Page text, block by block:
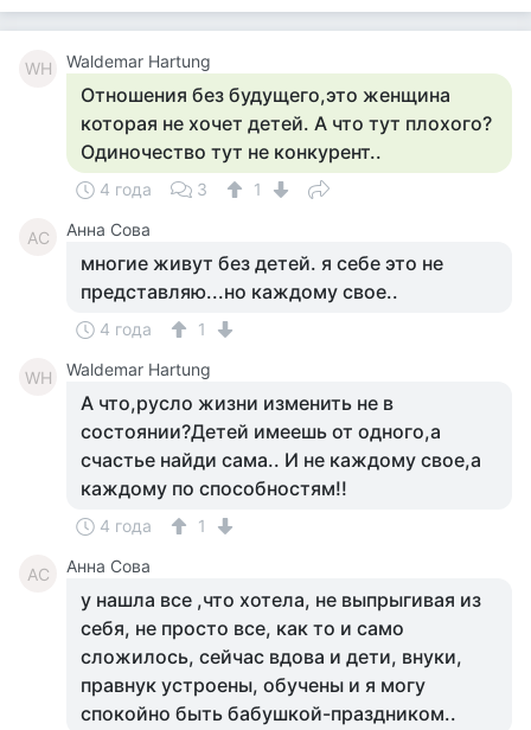
WH Waldemar Hartung
Отношения без будущего,это женщина
которая не хочет детей. А что тут плохого?
Одиночество тут не конкурент..
4 года 3 1
АС Анна Сова
многие живут без детей. я себе это не
представляю...но каждому свое..
4 года 1
WH Waldemar Hartung
А что,русло жизни изменить не в
состоянии?Детей имеешь от одного,а
счастье найди сама.. И не каждому свое,а
каждому по способностям!!
4 года 1
АС Анна Сова
у нашла все ,что хотела, не выпрыгивая из
себя, не просто все, как то и само
сложилось, сейчас вдова и дети, внуки,
правнук устроены, обучены и я могу
спокойно быть бабушкой-праздником..